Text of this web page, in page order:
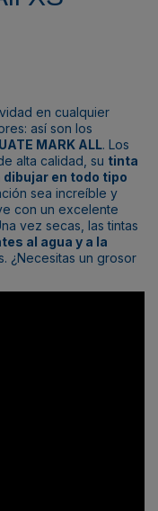
en cualquier
así son los
MARK ALL. Los
alta calidad, su tinta
en todo tipo
sea increíble y
con un excelente
vez secas, las tintas
al agua y a la
¿Necesitas un grosor